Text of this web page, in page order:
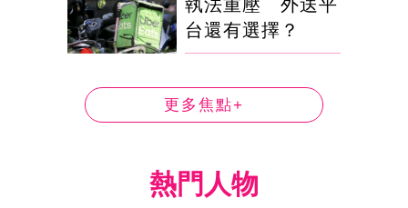
執法重壓 外送平
台還有選擇？
更多焦點+
熱門人物